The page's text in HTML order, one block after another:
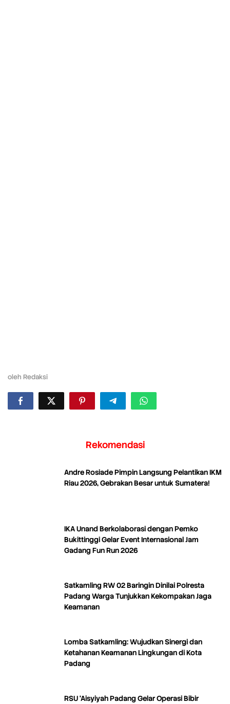
oleh Redaksi
Rekomendasi
Andre Rosiade Pimpin Langsung Pelantikan IKM
Riau 2026, Gebrakan Besar untuk Sumatera!
IKA Unand Berkolaborasi dengan Pemko
Bukittinggi Gelar Event Internasional Jam
Gadang Fun Run 2026
Satkamling RW 02 Baringin Dinilai Polresta
Padang Warga Tunjukkan Kekompakan Jaga
Keamanan
Lomba Satkamling: Wujudkan Sinergi dan
Ketahanan Keamanan Lingkungan di Kota
Padang
RSU ‘Aisyiyah Padang Gelar Operasi Bibir